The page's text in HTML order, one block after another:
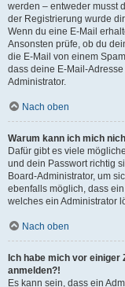
werden – entweder musst
der Registrierung wurde
Wenn du eine E-Mail
Ansonsten prüfe, ob du
die E-Mail von einem
dass deine E-Mail-
Administrator.
Nach oben
Warum kann ich mich
Dafür gibt es viele
und dein Passwort richtig
Board-Administrator, um
ebenfalls möglich, dass
welches ein Administrator
Nach oben
Ich habe mich vor
anmelden?!
Es kann sein, dass ein